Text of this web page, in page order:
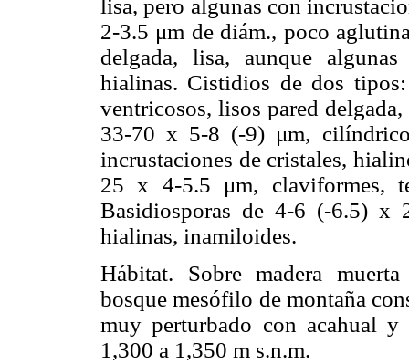
lisa, pero algunas con
2-3.5 μm de diám., poco
delgada, lisa, aunque
hialinas. Cistidios de dos
ventricosos, lisos pared
33-70 x 5-8 (-9) μm,
incrustaciones de cristales,
25 x 4-5.5 μm, claviformes,
Basidiosporas de 4-6 (-6.5) x
hialinas, inamiloides.
Hábitat. Sobre madera
bosque mesófilo de montaña
muy perturbado con acahual y
1,300 a 1,350 m s.n.m.